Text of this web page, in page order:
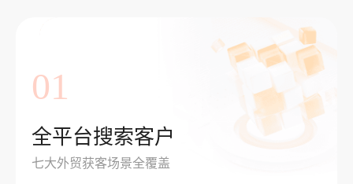
01
全平台搜索客户
七大外贸获客场景全覆盖